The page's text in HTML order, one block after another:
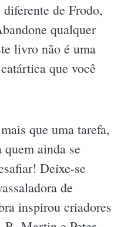
de Frodo,
qualquer
livro não é uma
que você
que uma tarefa,
ainda se
Deixe-se
de
inspirou criadores